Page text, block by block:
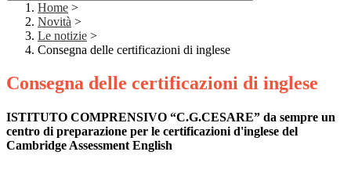
Home >
Novità >
Le notizie >
Consegna delle certificazioni di inglese
Consegna delle certificazioni di inglese
ISTITUTO COMPRENSIVO “C.G.CESARE” da sempre un
centro di preparazione per le certificazioni d'inglese del
Cambridge Assessment English